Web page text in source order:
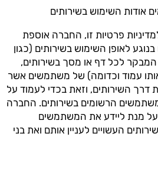
אודות השימוש בשירותים
פרטיות זו, החברה אוספת
לאופן השימוש בשירותים (כגון
לכל דף או מסך בשירותים,
עמוד וכדומה) של משתמשים אשר
דרך השירותים, וזאת בכדי לעמוד על
הרשומים בשירותים. החברה
מנת ליידע את המשתמשים
העשויים לעניין אותם ואת בני